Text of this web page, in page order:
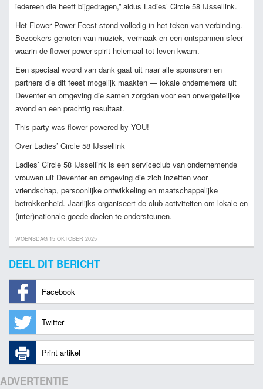
iedereen die heeft bijgedragen,” aldus Ladies’ Circle 58 IJssellink.
Het Flower Power Feest stond volledig in het teken van verbinding.
Bezoekers genoten van muziek, vermaak en een ontspannen sfeer
waarin de flower power-spirit helemaal tot leven kwam.
Een speciaal woord van dank gaat uit naar alle sponsoren en
partners die dit feest mogelijk maakten — lokale ondernemers uit
Deventer en omgeving die samen zorgden voor een onvergetelijke
avond en een prachtig resultaat.
This party was flower powered by YOU!
Over Ladies’ Circle 58 IJssellink
Ladies’ Circle 58 IJssellink is een serviceclub van ondernemende
vrouwen uit Deventer en omgeving die zich inzetten voor
vriendschap, persoonlijke ontwikkeling en maatschappelijke
betrokkenheid. Jaarlijks organiseert de club activiteiten om lokale en
(inter)nationale goede doelen te ondersteunen.
WOENSDAG 15 OKTOBER 2025
DEEL DIT BERICHT
Facebook
Twitter
Print artikel
ADVERTENTIE